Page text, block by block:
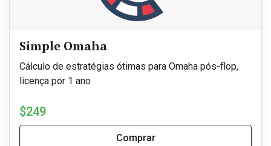
Simple Omaha
Cálculo de estratégias ótimas para Omaha pós-flop,
licença por 1 ano
$249
Comprar